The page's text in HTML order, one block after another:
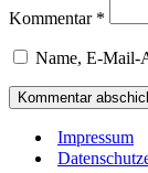
Kommentar *
Name, E-Mail-
Impressum